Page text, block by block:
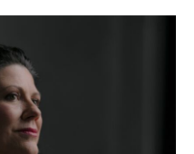
Festspielen, Lisa
Staatsoper, Brangäne
von Glanerts Die Jüdin
Kundry (Parsifal)
beim Tokyo Spring
in der